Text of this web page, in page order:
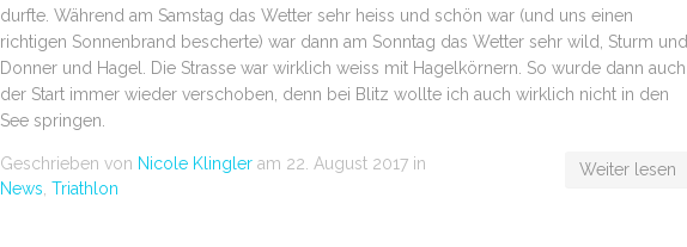
durfte. Während am Samstag das Wetter sehr heiss und schön war (und uns einen
richtigen Sonnenbrand bescherte) war dann am Sonntag das Wetter sehr wild, Sturm und
Donner und Hagel. Die Strasse war wirklich weiss mit Hagelkörnern. So wurde dann auch
der Start immer wieder verschoben, denn bei Blitz wollte ich auch wirklich nicht in den
See springen.
Weiter lesen
Geschrieben von Nicole Klingleram 22. August 2017in
News Triathlon